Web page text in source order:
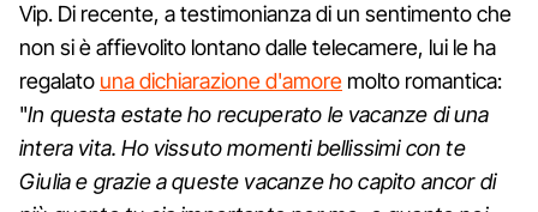
Vip. Di recente, a testimonianza di un sentimento che
non si è affievolito lontano dalle telecamere, lui le ha
regalato una dichiarazione d'amore molto romantica:
"In questa estate ho recuperato le vacanze di una
intera vita. Ho vissuto momenti bellissimi con te
Giulia e grazie a queste vacanze ho capito ancor di